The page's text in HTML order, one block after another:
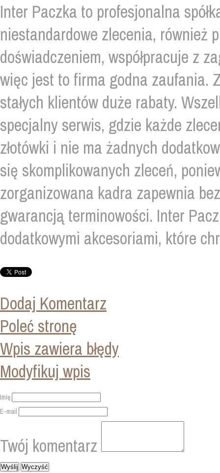
Inter Paczka to profesjonalna
niestandardowe zlecenia, również
doświadczeniem, współpracuje z
więc jest to firma godna zaufania.
stałych klientów duże rabaty.
specjalny serwis, gdzie każde
złotówki i nie ma żadnych
się skomplikowanych zleceń,
zorganizowana kadra zapewnia
gwarancją terminowości. Inter
dodatkowymi akcesoriami, które
Dodaj Komentarz
Poleć stronę
Wpis zawiera błędy
Modyfikuj wpis
Imię
E-mail
Twój komentarz